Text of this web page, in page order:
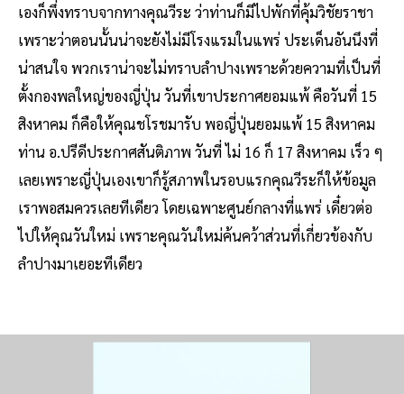
เองก็พึ่งทราบจากทางคุณวีระ ว่าท่านก็มีไปพักที่คุ้มวิชัยราชา
เพราะว่าตอนนั้นน่าจะยังไม่มีโรงแรมในแพร่ ประเด็นอันนึงที่
น่าสนใจ พวกเราน่าจะไม่ทราบลำปางเพราะด้วยความที่เป็นที่
ตั้งกองพลใหญ่ของญี่ปุ่น วันที่เขาประกาศยอมแพ้ คือวันที่ 15
สิงหาคม ก็คือให้คุณชโรชมารับ พอญี่ปุ่นยอมแพ้ 15 สิงหาคม
ท่าน อ.ปรีดีประกาศสันติภาพ วันที่ ไม่ 16 ก็ 17 สิงหาคม เร็ว ๆ
เลยเพราะญี่ปุ่นเองเขาก็รู้สภาพในรอบแรกคุณวีระก็ให้ข้อมูล
เราพอสมควรเลยทีเดียว โดยเฉพาะศูนย์กลางที่แพร่ เดี๋ยวต่อ
ไปให้คุณวันใหม่ เพราะคุณวันใหม่ค้นคว้าส่วนที่เกี่ยวข้องกับ
ลำปางมาเยอะทีเดียว